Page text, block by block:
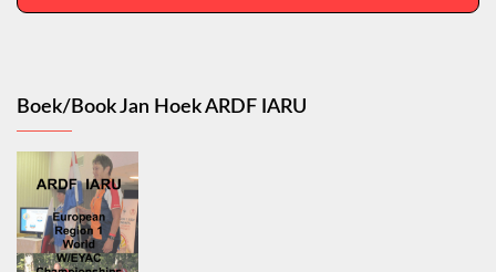
Boek/Book Jan Hoek ARDF IARU